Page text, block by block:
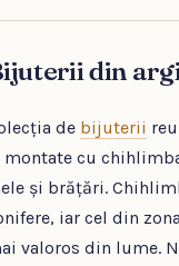
din
de bijuterii
cu
și brățări.
iar cel din
valoros din lume.